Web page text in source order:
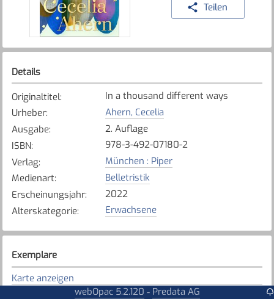
Teilen
Details
Originaltitel:
In a thousand different ways
Urheber:
Ahern, Cecelia
Ausgabe:
2. Auflage
ISBN:
978-3-492-07180-2
Verlag:
München : Piper
Medienart:
Belletristik
Erscheinungsjahr:
2022
Alterskategorie: Erwachsene
Exemplare
Karte anzeigen
webOpac 5.2.120 - Predata AG